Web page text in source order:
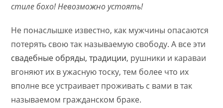
стиле бохо! Невозможно устоять!
Не понаслышке известно, как мужчины опасаются
потерять свою так называемую свободу. А все эти
свадебные обряды, традиции, рушники и караваи
вгоняют их в ужасную тоску, тем более что их
вполне все устраивает проживать с вами в так
называемом гражданском браке.